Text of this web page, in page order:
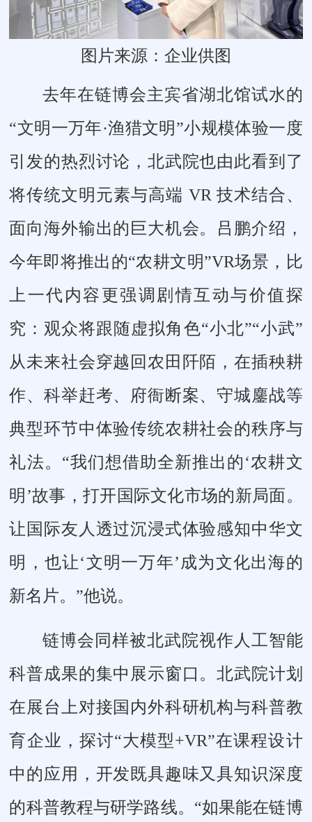
图片来源：企业供图
去年在链博会主宾省湖北馆试水的
“文明一万年·渔猎文明”小规模体验一度
引发的热烈讨论，北武院也由此看到了
将传统文明元素与高端 VR 技术结合、
面向海外输出的巨大机会。吕鹏介绍，
今年即将推出的“农耕文明”VR场景，比
上一代内容更强调剧情互动与价值探
究：观众将跟随虚拟角色“小北”“小武”
从未来社会穿越回农田阡陌，在插秧耕
作、科举赶考、府衙断案、守城鏖战等
典型环节中体验传统农耕社会的秩序与
礼法。“我们想借助全新推出的‘农耕文
明’故事，打开国际文化市场的新局面。
让国际友人透过沉浸式体验感知中华文
明，也让‘文明一万年’成为文化出海的
新名片。”他说。
链博会同样被北武院视作人工智能
科普成果的集中展示窗口。北武院计划
在展台上对接国内外科研机构与科普教
育企业，探讨“大模型+VR”在课程设计
中的应用，开发既具趣味又具知识深度
的科普教程与研学路线。“如果能在链博